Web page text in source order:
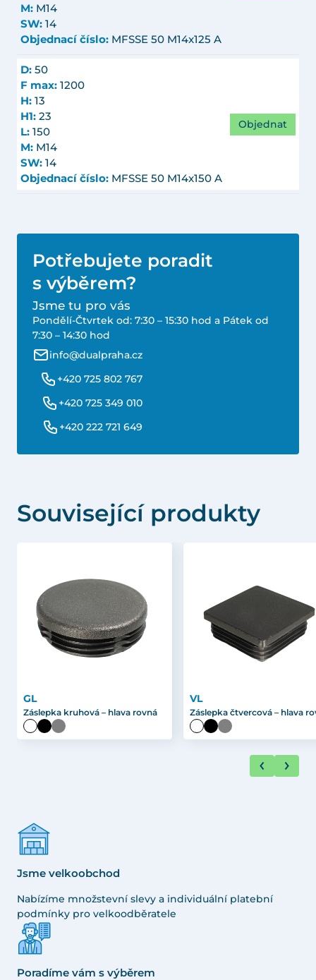
M: M14
SW: 14
Objednací číslo: MFSSE 50 M14x125 A
D: 50
F max: 1200
H: 13
H1: 23
L: 150
M: M14
SW: 14
Objednací číslo: MFSSE 50 M14x150 A
Objednat
Potřebujete poradit
s výběrem?
Jsme tu pro vás
Pondělí-Čtvrtek od: 7:30 – 15:30 hod a Pátek od
7:30 – 14:30 hod
info@dualpraha.cz
+420 725 802 767
+420 725 349 010
+420 222 721 649
Související produkty
GL
Záslepka kruhová – hlava rovná
VL
Záslepka čtvercová – hlava
Jsme velkoobchod
Nabízíme množstevní slevy a individuální platební
podmínky pro velkoodběratele
Poradíme vám s výběrem